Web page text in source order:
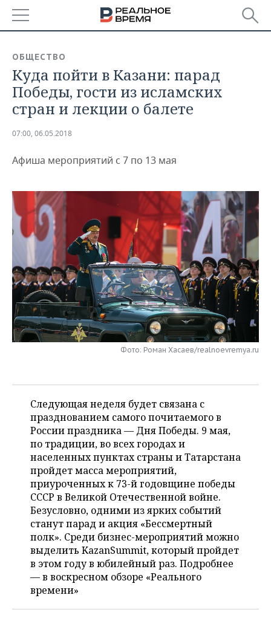
БАШКОРТОСТАН
ТАТАРСТАН
НОВОСТИ
АНАЛИТИКА
ДЕКЛАРАЦИИ О ДОХОДАХ
ВУЗЫ ТАТАРСТАНА
КОМУ ПРИНАДЛЕЖАТ
ТОРГОВЫЕ ЦЕНТРЫ
ТАТАРСТАНА
НОВОСТИ ЭКОНОМИКИ
БАНКИ
БЮДЖЕТ
ИНВЕСТИЦИИ
ПРОМЫШЛЕННОСТЬ
ПРОМЫШЛЕННОСТИ
АГРОПРОМ
МАШИНОСТРОЕНИЕ
НЕФТЕХИМИЯ
НЕФТЬ
ОПК
НОВОСТИ НЕДВИЖИМОСТИ
АВТО
НОВОСТИ АВТО
БИЗНЕС
НОВОСТИ БИЗНЕСА
РОЗНИЧНАЯ ТОРГОВЛЯ
ТРАНСПОРТ
ТЕХНОЛОГИИ
НОВОСТИ ТЕХНОЛОГИЙ
IT
МЕРОПРИЯТИЯ
НОВОСТИ МЕРОПРИЯТИЙ
ВЫЕЗДНАЯ РЕДАКЦИЯ
ONLINE-КОНФЕРЕНЦИИ
ОТКРЫТАЯ ЛЕКЦИЯ
СПОРТ
ХОККЕЙ
БАСКЕТБОЛ
ВОЛЕЙБОЛ
КИБЕРСПОРТ
ФИГУРНОЕ КАТАНИЕ
ВОДНЫЕ ВИДЫ СПОРТА
ХОККЕЙ С МЯЧОМ
ВЛАСТЬ
ИНФРАСТРУКТУРА
ИСТОРИЯ
КУЛЬТУРА
МЕДИЦИНА
ОБРАЗОВАНИЕ
ПРОИСШЕСТВИЯ
СЮЖЕТЫ
СПРАВОЧНИК
СПИСОК ПЕРСОН
СПИСОК КОМПАНИЙ
ПОЛНАЯ ВЕРСИЯ
ОБЩЕСТВО
Куда пойти в Казани: парад
Победы, гости из исламских
стран и лекции о балете
07:00, 06.05.2018
Афиша мероприятий с 7 по 13 мая
Фото: Роман Хасаев/realnoevremya.ru
Следующая неделя будет связана с
празднованием самого почитаемого в
России праздника — Дня Победы. 9 мая,
по традиции, во всех городах и
населенных пунктах страны и Татарстана
пройдет масса мероприятий,
приуроченных к 73-й годовщине победы
СССР в Великой Отечественной войне.
Безусловно, одними из ярких событий
станут парад и акция «Бессмертный
полк». Среди бизнес-мероприятий можно
выделить KazanSummit, который пройдет
в этом году в юбилейный раз. Подробнее
— в воскресном обзоре «Реального
времени»